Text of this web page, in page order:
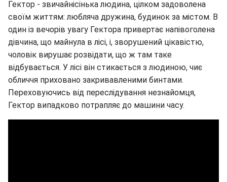
Гектор - звичайнісінька людина, цілком задоволена
своїм життям: любляча дружина, будинок за містом. В
один із вечорів увагу Гектора привертає напівоголена
дівчина, що майнула в лісі, і, зворушений цікавістю,
чоловік вирушає розвідати, що ж там таке
відбувається. У лісі він стикається з людиною, чиє
обличчя приховано закривавленими бинтами.
Переховуючись від переслідування незнайомця,
Гектор випадково потрапляє до машини часу.